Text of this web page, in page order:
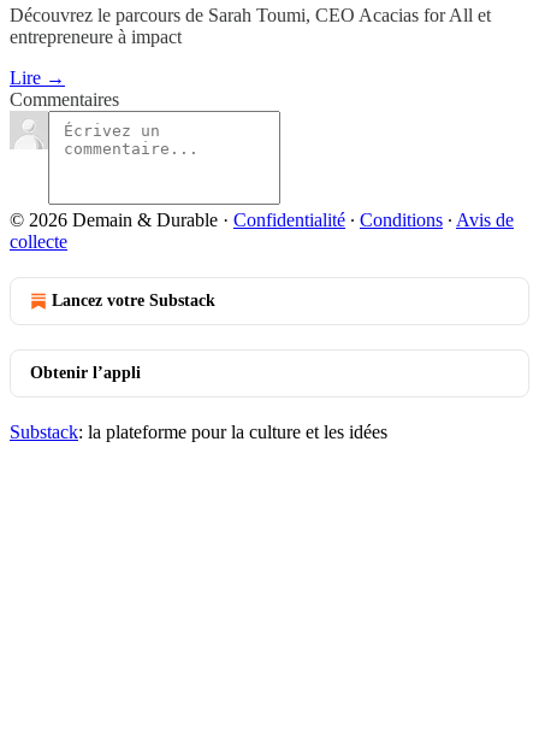
Découvrez le parcours de Sarah Toumi, CEO Acacias for All et
entrepreneure à impact
Lire →
Commentaires
© 2026 Demain & Durable · Confidentialité ∙ Conditions ∙ Avis de
collecte
Lancez votre Substack
Obtenir l’appli
Substack: la plateforme pour la culture et les idées